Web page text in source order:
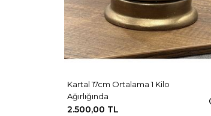
Kartal 17cm Ortalama 1 Kilo
Ağırlığında
2.500,00 TL